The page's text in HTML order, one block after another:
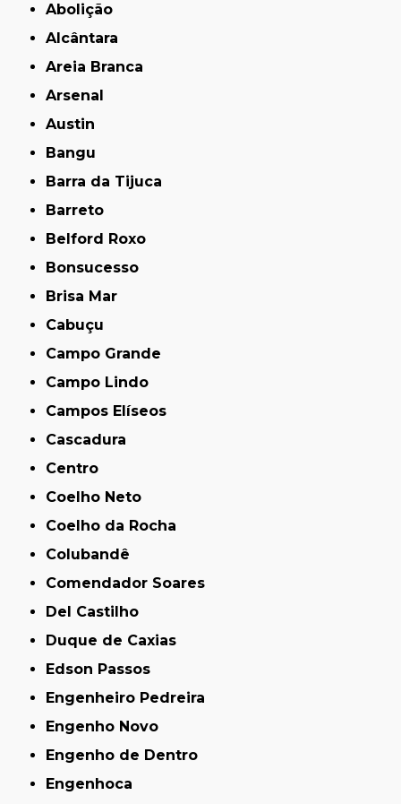
Abolição
Alcântara
Areia Branca
Arsenal
Austin
Bangu
Barra da Tijuca
Barreto
Belford Roxo
Bonsucesso
Brisa Mar
Cabuçu
Campo Grande
Campo Lindo
Campos Elíseos
Cascadura
Centro
Coelho Neto
Coelho da Rocha
Colubandê
Comendador Soares
Del Castilho
Duque de Caxias
Edson Passos
Engenheiro Pedreira
Engenho Novo
Engenho de Dentro
Engenhoca